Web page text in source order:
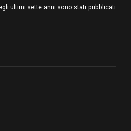
ultimi sette anni sono stati pubblicati